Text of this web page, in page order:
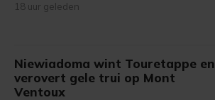
18 uur geleden
Niewiadoma wint Touretappe en
verovert gele trui op Mont
Ventoux